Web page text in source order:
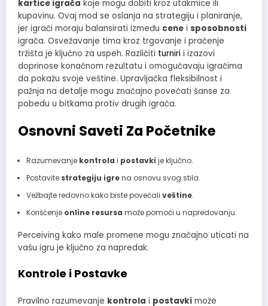
kartice igrača koje mogu dobiti kroz utakmice ili
kupovinu. Ovaj mod se oslanja na strategiju i planiranje,
jer igrači moraju balansirati između cene i sposobnosti
igrača. Osvežavanje tima kroz trgovanje i praćenje
tržišta je ključno za uspeh. Različiti turniri i izazovi
doprinose konačnom rezultatu i omogućavaju igračima
da pokažu svoje veštine. Upravljačka fleksibilnost i
pažnja na detalje mogu značajno povećati šanse za
pobedu u bitkama protiv drugih igrača.
Osnovni Saveti Za Početnike
Razumevanje kontrola i postavki je ključno.
Postavite strategiju igrena osnovu svog stila.
Vežbajte redovno kako biste povećali veštine.
Korišćenje online resursa može pomoći u napredovanju.
Perceiving kako male promene mogu značajno uticati na
vašu igru je ključno za napredak.
Kontrole i Postavke
Pravilno razumevanje kontrola i postavki može